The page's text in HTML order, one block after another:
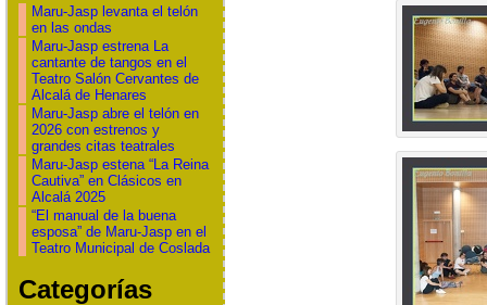
Maru-Jasp levanta el telón
en las ondas
Maru-Jasp estrena La
cantante de tangos en el
Teatro Salón Cervantes de
Alcalá de Henares
Maru-Jasp abre el telón en
2026 con estrenos y
grandes citas teatrales
Maru-Jasp estena “La Reina
Cautiva” en Clásicos en
Alcalá 2025
“El manual de la buena
esposa” de Maru-Jasp en el
Teatro Municipal de Coslada
Categorías